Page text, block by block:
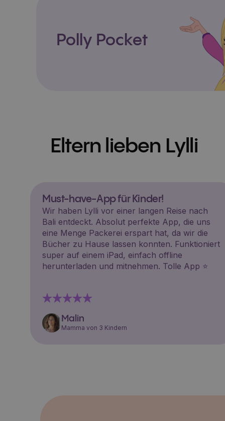
Polly Pocket
Eltern lieben Lylli
Must-have-App für Kinder!
Wir haben Lylli vor einer langen Reise nach
Bali entdeckt. Absolut perfekte App, die uns
eine Menge Packerei erspart hat, da wir die
Bücher zu Hause lassen konnten. Funktioniert
super auf einem iPad, einfach offline
herunterladen und mitnehmen. Tolle App ⭐️
Malin
Mamma von 3 Kindern